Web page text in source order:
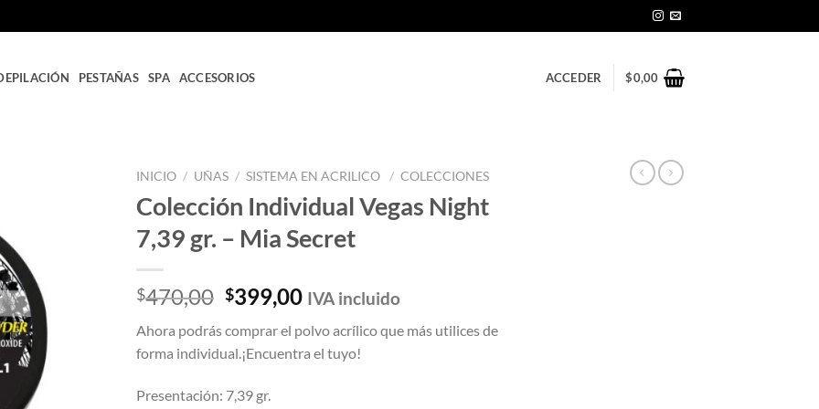
PESTAÑAS SPA ACCESORIOS ACCEDER $0,00
INICIO / UÑAS / SISTEMA EN ACRILICO / COLECCIONES
Colección Individual Vegas Night
7,39 gr. – Mia Secret
$470,00 El
precio
original
era:
$399,00El
actual
es:
IVA incluido
Ahora podrás comprar el polvo acrílico que más utilices de
forma individual.¡Encuentra el tuyo!
Presentación: 7,39 gr.